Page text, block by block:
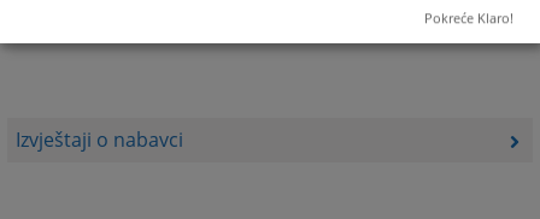
Izvještaji o nabavci
Pokreće Klaro!